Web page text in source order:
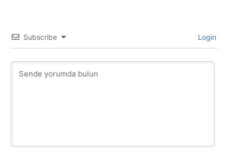
Subscribe Login